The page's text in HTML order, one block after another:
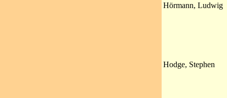
Hörmann, Ludwig
Hodge, Stephen